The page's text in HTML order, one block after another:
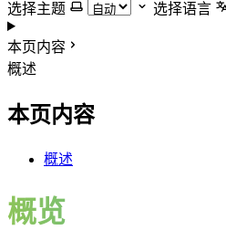
选择主题
选择语言
本页内容
概述
本页内容
概述
概览